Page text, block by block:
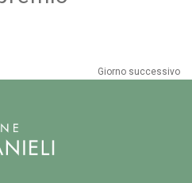
Giorno successivo